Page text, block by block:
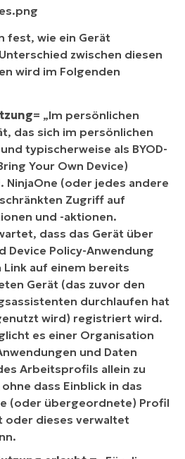
fest, wie ein Gerät
zwischen diesen
wird im Folgenden
= „Im persönlichen
das sich im persönlichen
typischerweise als BYOD-
Your Own Device)
(oder jedes andere
Zugriff auf
und -aktionen.
dass das Gerät über
Device Policy-Anwendung
Link auf einem bereits
Gerät (das zuvor den
durchlaufen hat
wird) registriert wird.
es einer Organisation
und Daten
Arbeitsprofils allein zu
dass Einblick in das
(oder übergeordnete) Profil
oder dieses verwaltet